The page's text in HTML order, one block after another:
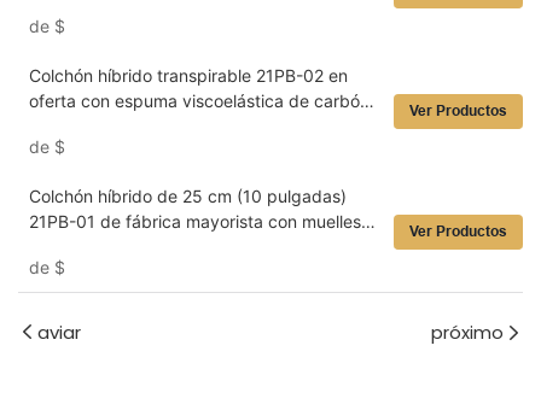
ensacados. Suministro directo de fábrica.
de $
Colchón híbrido transpirable 21PB-02 en
oferta con espuma viscoelástica de carbón
soporte de muelles ensacados para una
de $
Ver Productos
Colchón híbrido de 25 cm (10 pulgadas)
21PB-01 de fábrica mayorista con muelles
soporte lumbar. Fácil de transportar y para
uso diario.
de $
Ver Productos
aviar próximo